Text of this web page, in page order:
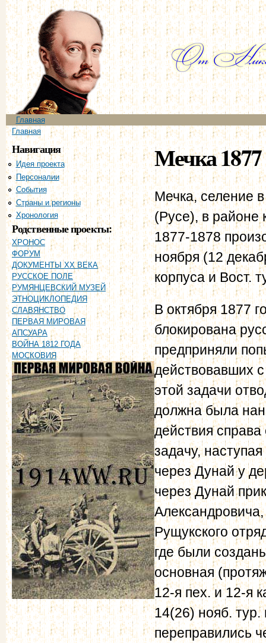
Главное меню
Главная
Вы здесь
Главная
Навигация
Идея проекта
Персоналии
События
Страны и регионы
Хронология
Родственные проекты:
ХРОНОС
ФОРУМ
ДОКУМЕНТЫ XX ВЕКА
РУССКОЕ ПОЛЕ
РУМЯНЦЕВСКИЙ МУЗЕЙ
ЭТНОЦИКЛОПЕДИЯ
СЛАВЯНСТВО
ПЕРВАЯ МИРОВАЯ
АПСУАРА
ВОЙНА 1812 ГОДА
МОСКОВИЯ
Мечка 1877
Мечка, селение
(Русе), в районе
1877-1878
ноября (12
корпуса и Вост.
В октября 1877
блокирована
предприняли
действовавших
этой задачи
должна была
действия
задачу,
через Дунай у
через Дунай
Рущукского
где были
основная
12-я пех. и 12-я
14(26) нояб. тур.
переправились